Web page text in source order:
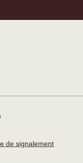
de signalement